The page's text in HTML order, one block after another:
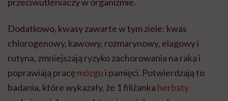
Dodatkowo, kwasy zawarte w tym ziele: kwas
chlorogenowy, kawowy, rozmarynowy, elagowy i
rutyna, zmniejszają ryzyko zachorowania na raka i
poprawiają pracęmózgui pamięci. Potwierdzają to
badania, które wykazały, że 1 filiżanka herbaty